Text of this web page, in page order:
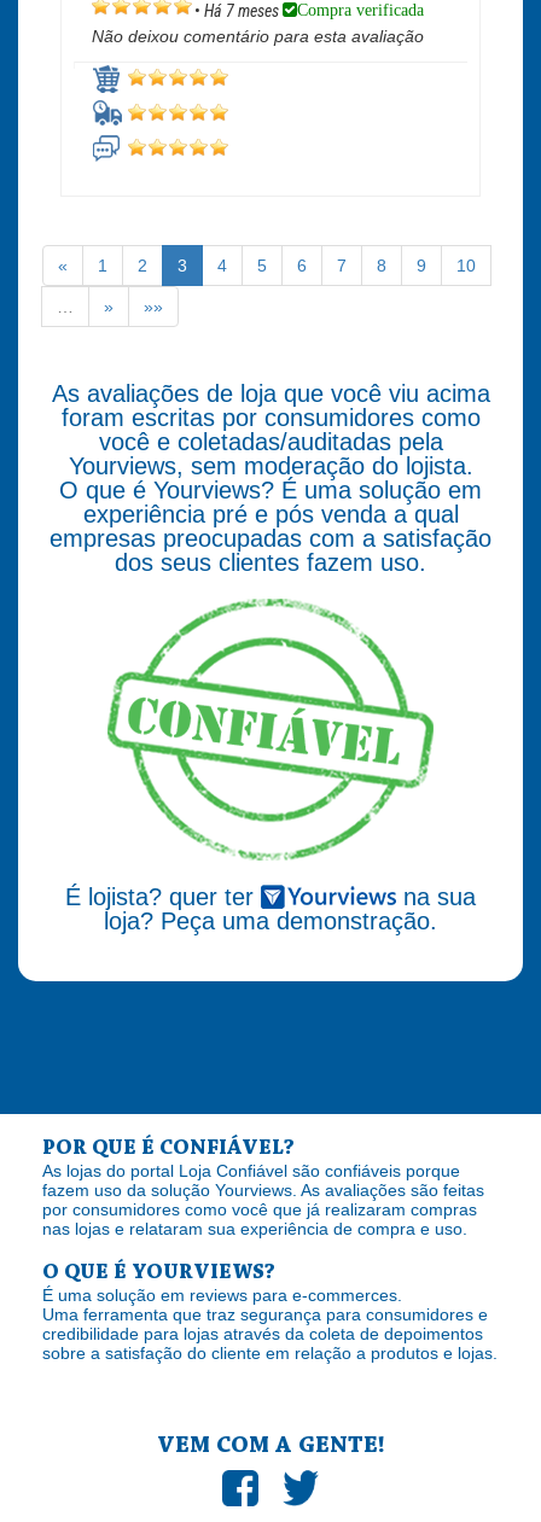
• Há 7 meses Compra verificada
Não deixou comentário para esta avaliação
« 1 2 3 4 5 6 7 8 9 10
» »»
As avaliações de loja que você viu acima
foram escritas por consumidores como
você e coletadas/auditadas pela
Yourviews, sem moderação do lojista.
O que é Yourviews? É uma solução em
experiência pré e pós venda a qual
empresas preocupadas com a satisfação
dos seus clientes fazem uso.
É lojista? quer ter
na sua
loja? Peça uma demonstração.
POR QUE É CONFIÁVEL?
As lojas do portal Loja Confiável são confiáveis porque
fazem uso da solução Yourviews. As avaliações são feitas
por consumidores como você que já realizaram compras
nas lojas e relataram sua experiência de compra e uso.
O QUE É YOURVIEWS?
É uma solução em reviews para e-commerces.
Uma ferramenta que traz segurança para consumidores e
credibilidade para lojas através da coleta de depoimentos
sobre a satisfação do cliente em relação a produtos e lojas.
VEM COM A GENTE!